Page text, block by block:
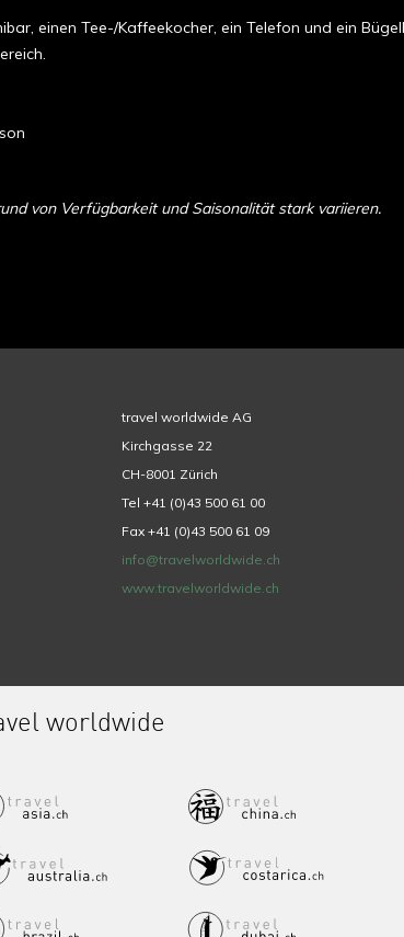
einen Tee-/Kaffeekocher, ein Telefon und ein
von Verfügbarkeit und Saisonalität stark variieren.
travel worldwide AG
Kirchgasse 22
CH-8001 Zürich
Tel +41 (0)43 500 61 00
Fax +41 (0)43 500 61 09
info@travelworldwide.ch
www.travelworldwide.ch
worldwide